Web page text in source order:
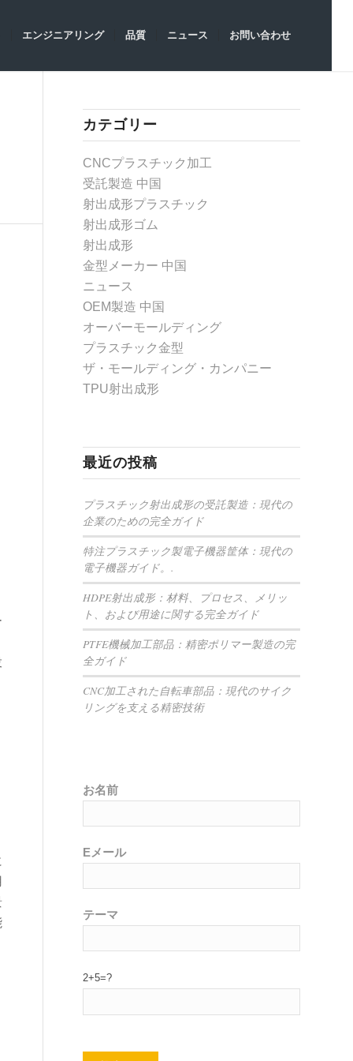
エンジニアリング 品質 ニュース お問い合わせ
カテゴリー
CNCプラスチック加工
受託製造 中国
射出成形プラスチック
射出成形ゴム
射出成形
金型メーカー 中国
ニュース
OEM製造 中国
オーバーモールディング
プラスチック金型
ザ・モールディング・カンパニー
TPU射出成形
最近の投稿
プラスチック射出成形の受託製造：現代の
企業のための完全ガイド
特注プラスチック製電子機器筐体：現代の
電子機器ガイド。.
HDPE射出成形：材料、プロセス、メリッ
ト、および用途に関する完全ガイド
PTFE機械加工部品：精密ポリマー製造の完
全ガイド
CNC加工された自転車部品：現代のサイク
リングを支える精密技術
お名前
Eメール
テーマ
2+5=?